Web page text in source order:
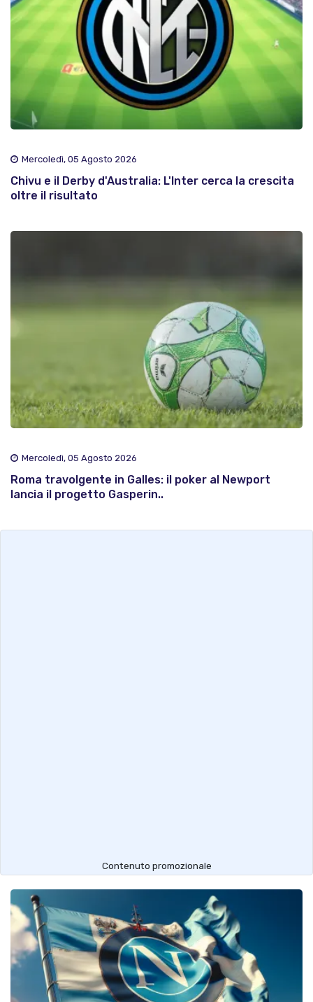
Mercoledì, 05 Agosto 2026
Chivu e il Derby d'Australia: L'Inter cerca la crescita
oltre il risultato
Mercoledì, 05 Agosto 2026
Roma travolgente in Galles: il poker al Newport
lancia il progetto Gasperin..
Contenuto promozionale